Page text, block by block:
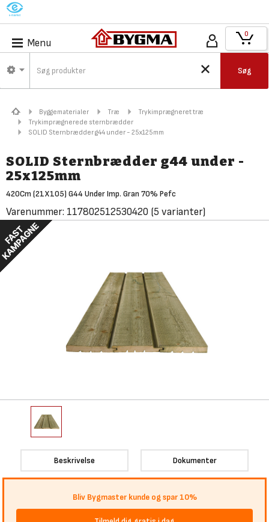
M
Menu
Søg
0
Byggematerialer Træ
Trykimprægneret træ
Trykimprægnerede sternbrædder
SOLID Sternbrædder g44 under - 25x125mm
SOLID Sternbrædder g44 under -
25x125mm
420Cm (21X105) G44 Under Imp. Gran 70% Pefc
Varenummer: 117802512530420 (5 varianter)
Beskrivelse Dokumenter
Bliv Bygmaster kunde og spar 10%